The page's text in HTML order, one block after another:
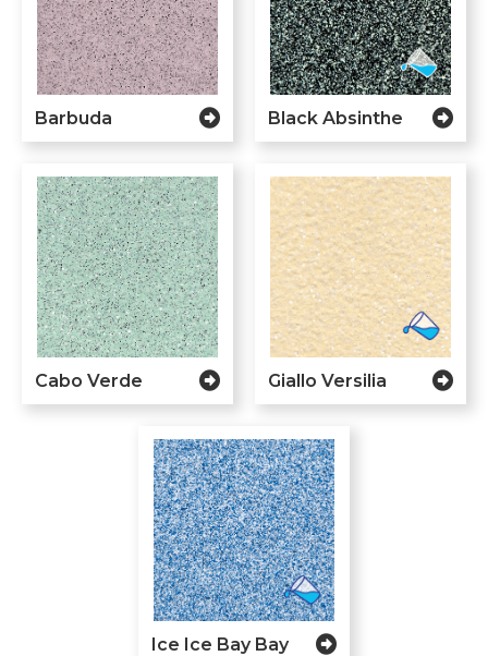
Barbuda Black Absinthe
Cabo Verde Giallo Versilia
Ice Ice Bay Bay